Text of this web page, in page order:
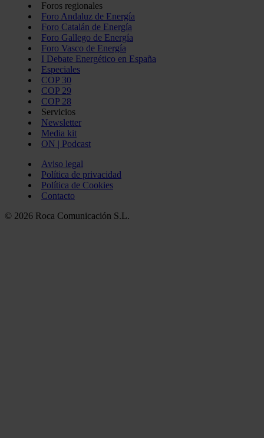
Foros regionales
Foro Andaluz de Energía
Foro Catalán de Energía
Foro Gallego de Energía
Foro Vasco de Energía
I Debate Energético en España
Especiales
COP 30
COP 29
COP 28
Servicios
Newsletter
Media kit
ON | Podcast
Aviso legal
Política de privacidad
Política de Cookies
Contacto
© 2026 Roca Comunicación S.L.